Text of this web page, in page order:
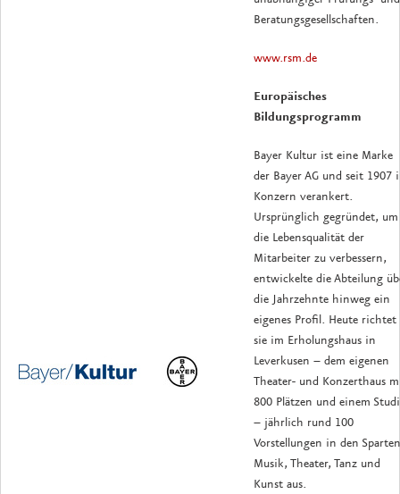
Beratungsgesellschaften.
www.rsm.de
Europäisches
Bildungsprogramm
Bayer Kultur ist eine Marke
der Bayer AG und seit 1907
Konzern verankert.
Ursprünglich gegründet, um
die Lebensqualität der
Mitarbeiter zu verbessern,
entwickelte die Abteilung
die Jahrzehnte hinweg ein
eigenes Profil. Heute richtet
sie im Erholungshaus in
Leverkusen – dem eigenen
Theater- und Konzerthaus
800 Plätzen und einem
– jährlich rund 100
Vorstellungen in den Sparten
Musik, Theater, Tanz und
Kunst aus.